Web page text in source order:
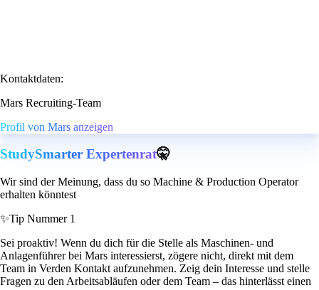
Kontaktdaten:
Mars Recruiting-Team
Profil von Mars anzeigen
StudySmarter Expertenrat🤫
Wir sind der Meinung, dass du so Machine & Production Operator
erhalten könntest
✨Tip Nummer 1
Sei proaktiv! Wenn du dich für die Stelle als Maschinen- und
Anlagenführer bei Mars interessierst, zögere nicht, direkt mit dem
Team in Verden Kontakt aufzunehmen. Zeig dein Interesse und stelle
Fragen zu den Arbeitsabläufen oder dem Team – das hinterlässt einen